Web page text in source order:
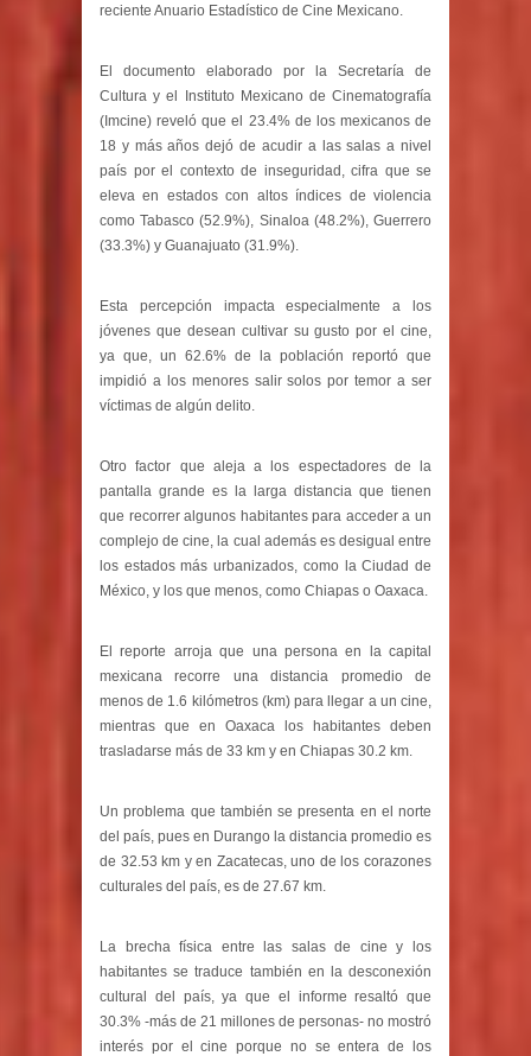
reciente Anuario Estadístico de Cine Mexicano.
El documento elaborado por la Secretaría de
Cultura y el Instituto Mexicano de Cinematografía
(Imcine) reveló que el 23.4% de los mexicanos de
18 y más años dejó de acudir a las salas a nivel
país por el contexto de inseguridad, cifra que se
eleva en estados con altos índices de violencia
como Tabasco (52.9%), Sinaloa (48.2%), Guerrero
(33.3%) y Guanajuato (31.9%).
Esta percepción impacta especialmente a los
jóvenes que desean cultivar su gusto por el cine,
ya que, un 62.6% de la población reportó que
impidió a los menores salir solos por temor a ser
víctimas de algún delito.
Otro factor que aleja a los espectadores de la
pantalla grande es la larga distancia que tienen
que recorrer algunos habitantes para acceder a un
complejo de cine, la cual además es desigual entre
los estados más urbanizados, como la Ciudad de
México, y los que menos, como Chiapas o Oaxaca.
El reporte arroja que una persona en la capital
mexicana recorre una distancia promedio de
menos de 1.6 kilómetros (km) para llegar a un cine,
mientras que en Oaxaca los habitantes deben
trasladarse más de 33 km y en Chiapas 30.2 km.
Un problema que también se presenta en el norte
del país, pues en Durango la distancia promedio es
de 32.53 km y en Zacatecas, uno de los corazones
culturales del país, es de 27.67 km.
La brecha física entre las salas de cine y los
habitantes se traduce también en la desconexión
cultural del país, ya que el informe resaltó que
30.3% -más de 21 millones de personas- no mostró
interés por el cine porque no se entera de los